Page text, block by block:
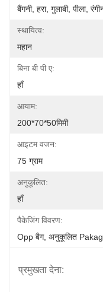
बैंगनी, हरा, गुलाबी, पीला,
स्थायित्व:
महान
बिना बी पी ए:
हाँ
आयाम:
200*70*50मिमी
आइटम वजन:
75 ग्राम
अनुकूलित:
हाँ
पैकेजिंग विवरण:
Opp बैग, अनुकूलित
प्रमुखता देना: